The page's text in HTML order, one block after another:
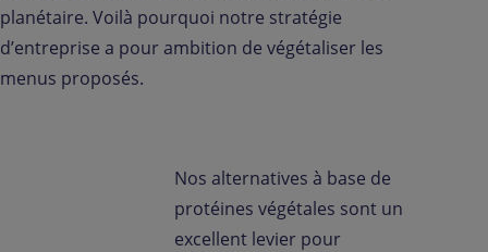
planétaire. Voilà pourquoi notre stratégie
d’entreprise a pour ambition de végétaliser les
menus proposés.
Nos alternatives à base de
protéines végétales sont un
excellent levier pour